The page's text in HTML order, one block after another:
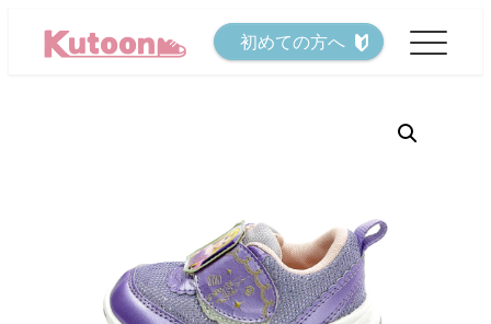
初めての方へ